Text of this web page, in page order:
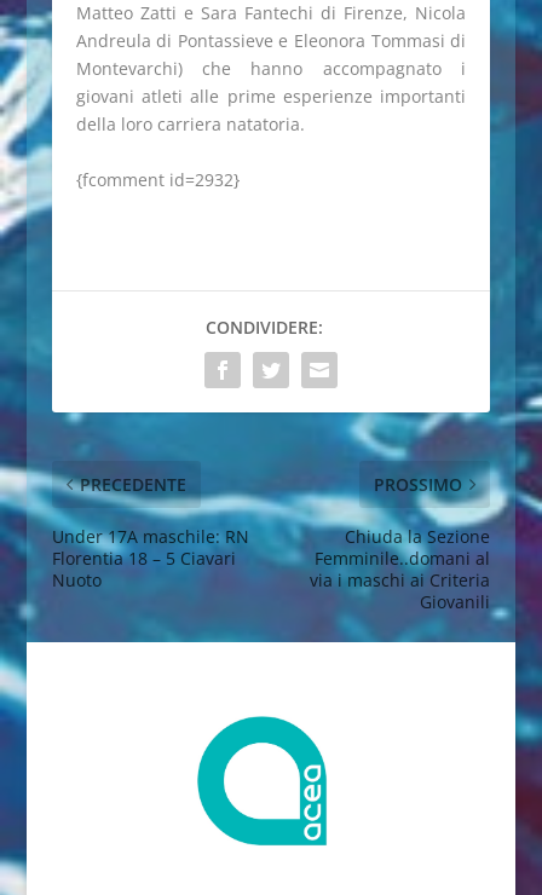
Matteo Zatti e Sara Fantechi di Firenze, Nicola
Andreula di Pontassieve e Eleonora Tommasi di
Montevarchi) che hanno accompagnato i
giovani atleti alle prime esperienze importanti
della loro carriera natatoria.
{fcomment id=2932}
CONDIVIDERE:
PRECEDENTE
Under 17A maschile: RN
Florentia 18 – 5 Ciavari
Nuoto
PROSSIMO
Chiuda la Sezione
Femminile..domani al
via i maschi ai Criteria
Giovanili